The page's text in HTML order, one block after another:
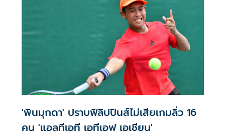
'พินมุกดา' ปราบฟิลิปปินส์ไม่เสียเกมลิ่ว 16
คน 'แอลทีเอที เอทีเอฟ เอเชียน'